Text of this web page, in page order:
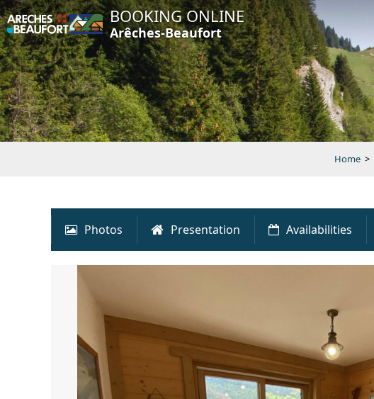
BOOKING ONLINE
Arêches-Beaufort
Home >
Photos Presentation Availabilities